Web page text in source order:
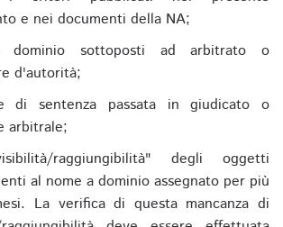
e nei documenti della NA;
dominio sottoposti ad arbitrato o
d'autorità;
di sentenza passata in giudicato o
arbitrale;
raggiungibilità" degli oggetti
al nome a dominio assegnato per più
La verifica di questa mancanza di